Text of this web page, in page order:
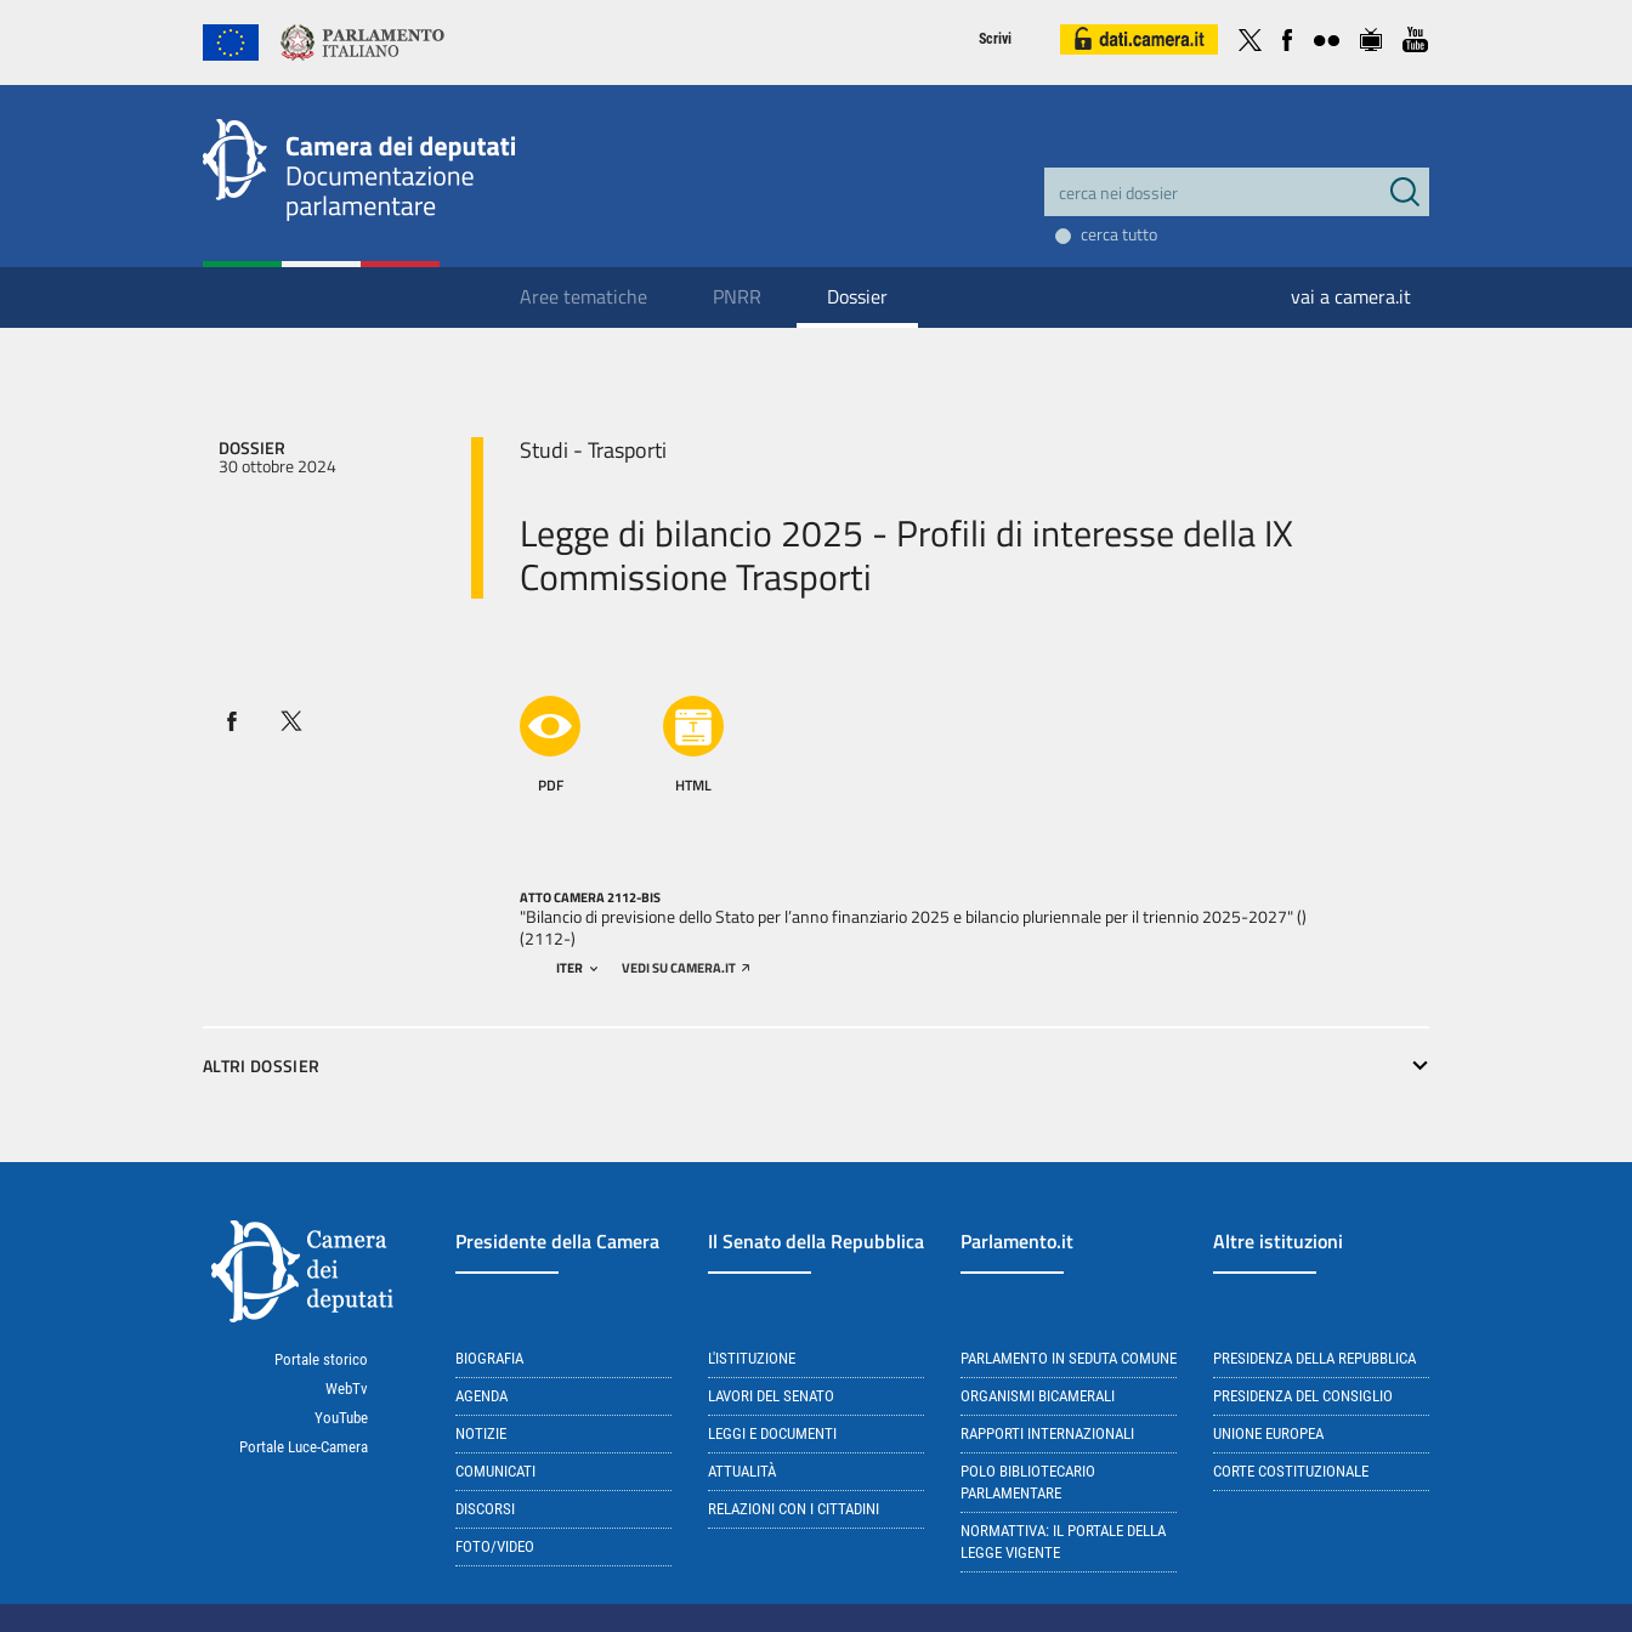
Scrivi
cerca tutto
Aree tematiche PNRR Dossier vai a camera.it
DOSSIER
30 ottobre 2024 Studi - Trasporti
Legge di bilancio 2025 - Profili di interesse della IX
Commissione Trasporti
PDF HTML
ATTO CAMERA 2112-BIS
"Bilancio di previsione dello Stato per l’anno finanziario 2025 e bilancio pluriennale per il triennio 2025-2027" ()
(2112-)
ITER VEDI SU CAMERA.IT
ALTRI DOSSIER
Portale storico
WebTv
YouTube
Portale Luce-Camera
Presidente della Camera
BIOGRAFIA
AGENDA
NOTIZIE
COMUNICATI
DISCORSI
FOTO/VIDEO
Il Senato della Repubblica
L'ISTITUZIONE
LAVORI DEL SENATO
LEGGI E DOCUMENTI
ATTUALITÀ
RELAZIONI CON I CITTADINI
Parlamento.it
PARLAMENTO IN SEDUTA COMUNE
ORGANISMI BICAMERALI
RAPPORTI INTERNAZIONALI
POLO BIBLIOTECARIO
PARLAMENTARE
NORMATTIVA: IL PORTALE DELLA
LEGGE VIGENTE
Altre istituzioni
PRESIDENZA DELLA REPUBBLICA
PRESIDENZA DEL CONSIGLIO
UNIONE EUROPEA
CORTE COSTITUZIONALE